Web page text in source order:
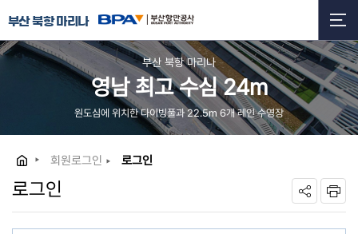
부산 북항 마리나
부산 북항 마리나
영남 최고 수심 24m
원도심에 위치한 다이빙풀과 22.5m 6개 레인 수영장
회원로그인 로그인
로그인